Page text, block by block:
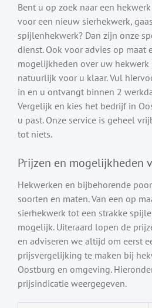
Bent u op zoek naar een
voor een nieuw sierhekwerk,
spijlenhekwerk? Dan zijn onze
dienst. Ook voor advies op maat
mogelijkheden over uw hekwerk
natuurlijk voor u klaar. Vul
in en u ontvangt binnen 2
Vergelijk en kies het bedrijf in
u past. Onze service is geheel
tot niets.
Prijzen en mogelijkheden
Hekwerken en bijbehorende
soorten en maten. Van een op
sierhekwerk tot een strakke
mogelijk. Uiteraard lopen de
en adviseren we altijd om eerst
prijsvergelijking te maken bij
Oostburg en omgeving.
prijsindicatie weergegeven.